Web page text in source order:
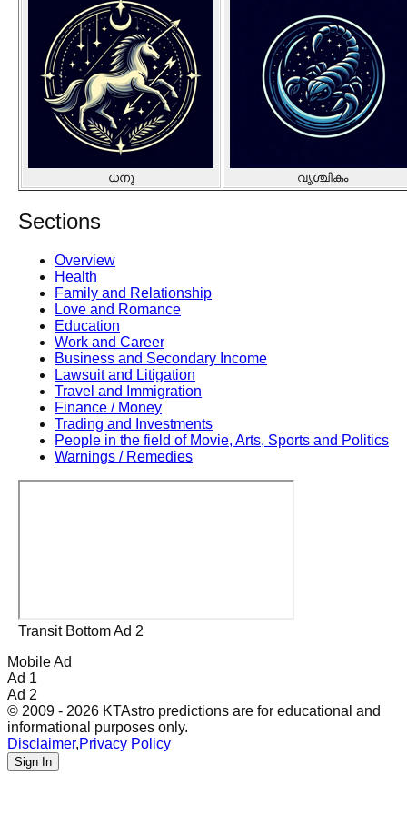
ധനു വൃശ്ചികം
Sections
Overview
Health
Family and Relationship
Love and Romance
Education
Work and Career
Business and Secondary Income
Lawsuit and Litigation
Travel and Immigration
Finance / Money
Trading and Investments
People in the field of Movie, Arts, Sports and Politics
Warnings / Remedies
Transit Bottom Ad 2
Mobile Ad
Ad 1
Ad 2
© 2009 - 2026 KTAstro predictions are for educational and
informational purposes only.
Disclaimer,Privacy Policy
Sign In